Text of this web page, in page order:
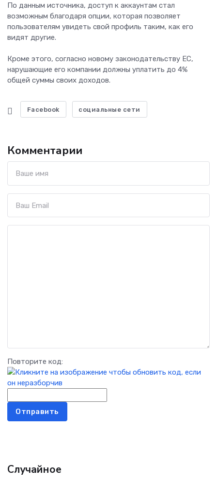
По данным источника, доступ к аккаунтам стал
возможным благодаря опции, которая позволяет
пользователям увидеть свой профиль таким, как его
видят другие.
Кроме этого, согласно новому законодательству ЕС,
нарушающие его компании должны уплатить до 4%
общей суммы своих доходов.
Facebook социальные сети
Комментарии
Повторите код:
Отправить
Случайное